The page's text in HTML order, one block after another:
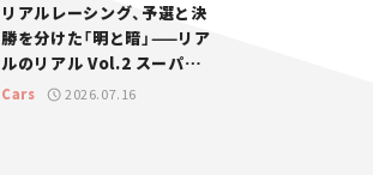
リアルレーシング、予選と決
勝を分けた「明と暗」——リア
ルのリアル Vol.2 スーパー
GT 2026開幕戦 岡山国際サ
Cars 2026.07.16